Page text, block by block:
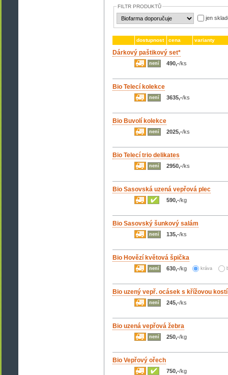
FILTR PRODUKTŮ
jen
dostupnost cena varianty
Dárkový paštikový set*
není 490,-/ks
Bio Telecí kolekce
není 3635,-/ks
Bio Buvolí kolekce
není 2025,-/ks
Bio Telecí trio delikates
není 2950,-/ks
Bio Sasovská uzená vepřová plec
590,-/kg
Bio Sasovský šunkový salám
není 135,-/ks
Bio Hovězí květová špička
není 630,-/kg kráva
Bio uzený vepř. ocásek s křížovou kostí
není 245,-/ks
Bio uzená vepřová žebra
není 250,-/kg
Bio Vepřový ořech
750,-/kg